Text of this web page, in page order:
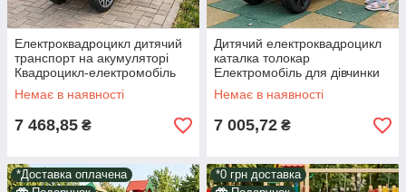
Електроквадроцикл дитячий
транспорт на акумуляторі
Квадроцикл-електромобіль
синій звук світло в наборі
подарунок
Немає в наявності
7 468,85 ₴
Дитячий електроквадроцикл
каталка толокар
Електромобіль для дівчинки
світло звук дим у комплекті
пульт та подарунок
Немає в наявності
7 005,72 ₴
*Доставка оплачена
*0 грн доставка